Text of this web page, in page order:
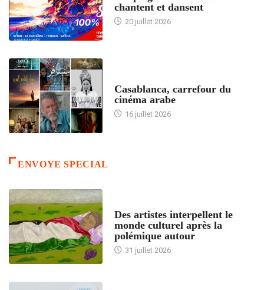
chantent et dansent
20 juillet 2026
Casablanca, carrefour du
cinéma arabe
16 juillet 2026
ENVOYE SPECIAL
Des artistes interpellent le
monde culturel après la
polémique autour
31 juillet 2026